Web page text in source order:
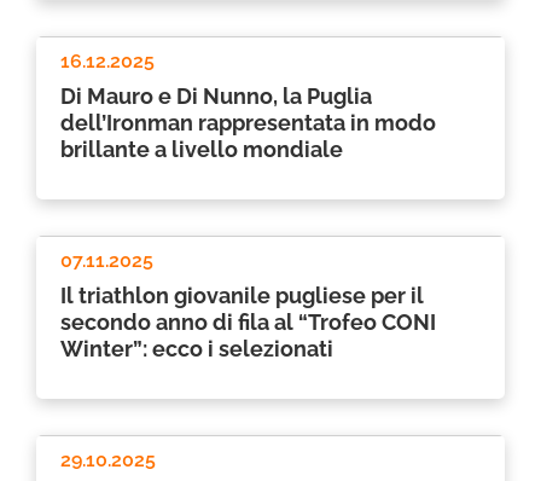
16.12.2025
Di Mauro e Di Nunno, la Puglia
dell’Ironman rappresentata in modo
brillante a livello mondiale
07.11.2025
Il triathlon giovanile pugliese per il
secondo anno di fila al “Trofeo CONI
Winter”: ecco i selezionati
29.10.2025